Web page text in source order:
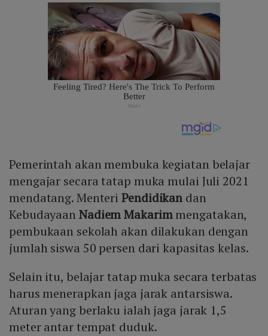
Pemerintah akan membuka kegiatan belajar
mengajar secara tatap muka mulai Juli 2021
mendatang. MenteriPendidikan dan
Kebudayaan Nadiem Makarimmengatakan,
pembukaan sekolah akan dilakukan dengan
jumlah siswa 50 persen dari kapasitas kelas.
Selain itu, belajar tatap muka secara terbatas
harus menerapkan jaga jarak antarsiswa.
Aturan yang berlaku ialah jaga jarak 1,5
meter antar tempat duduk.